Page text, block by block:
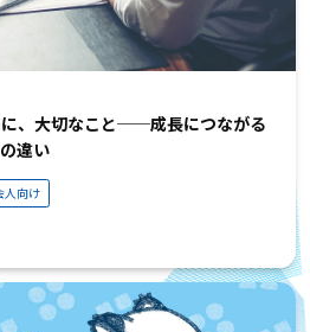
、大切なこと──成長につながる
違い
向け